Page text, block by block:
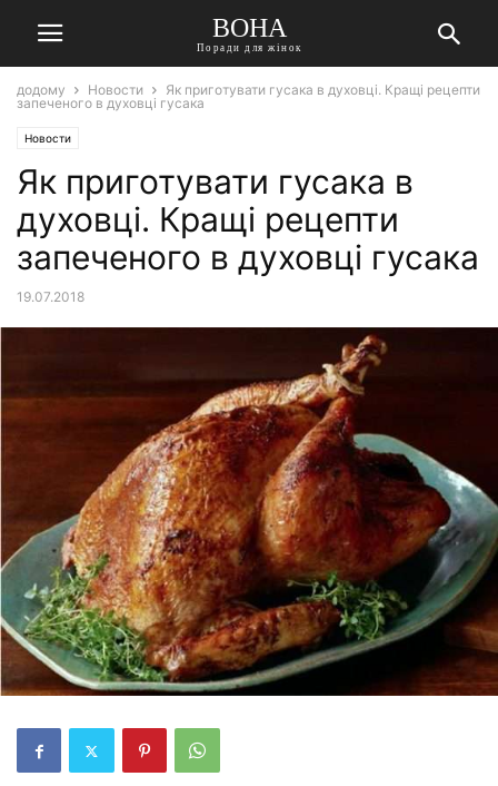
ВОНА
Поради для жінок
додому Новости
Як приготувати гусака в духовці. Кращі рецепти
запеченого в духовці гусака
Новости
Як приготувати гусака в
духовці. Кращі рецепти
запеченого в духовці гусака
19.07.2018